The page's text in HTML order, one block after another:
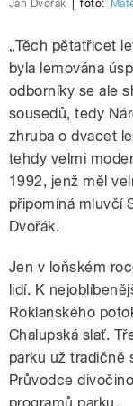
Jan Dvořák foto:
„Těch pětatřicet
byla lemována
odborníky se ale
sousedů, tedy
zhruba o dvacet
tehdy velmi
1992, jenž měl
připomíná mluvčí
Dvořák.
Jen v loňském
lidí. K
Roklanského
Chalupská slať.
parku už tradičně
Průvodce